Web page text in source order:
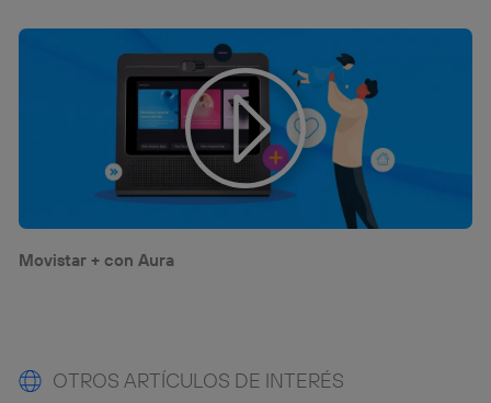
Movistar + con Aura
OTROS ARTÍCULOS DE INTERÉS